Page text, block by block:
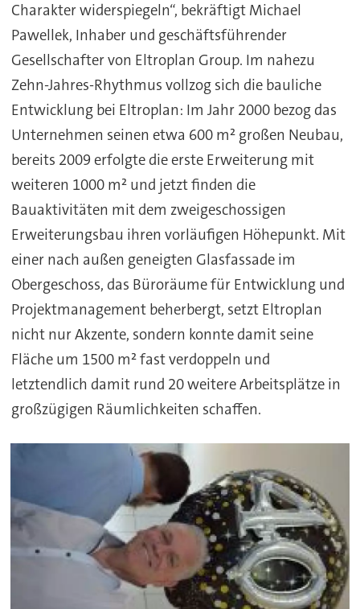
Charakter widerspiegeln“, bekräftigt Michael
Pawellek, Inhaber und geschäftsführender
Gesellschafter von Eltroplan Group. Im nahezu
Zehn-Jahres-Rhythmus vollzog sich die bauliche
Entwicklung bei Eltroplan: Im Jahr 2000 bezog das
Unternehmen seinen etwa 600 m² großen Neubau,
bereits 2009 erfolgte die erste Erweiterung mit
weiteren 1000 m² und jetzt finden die
Bauaktivitäten mit dem zweigeschossigen
Erweiterungsbau ihren vorläufigen Höhepunkt. Mit
einer nach außen geneigten Glasfassade im
Obergeschoss, das Büroräume für Entwicklung und
Projektmanagement beherbergt, setzt Eltroplan
nicht nur Akzente, sondern konnte damit seine
Fläche um 1500 m² fast verdoppeln und
letztendlich damit rund 20 weitere Arbeitsplätze in
großzügigen Räumlichkeiten schaffen.